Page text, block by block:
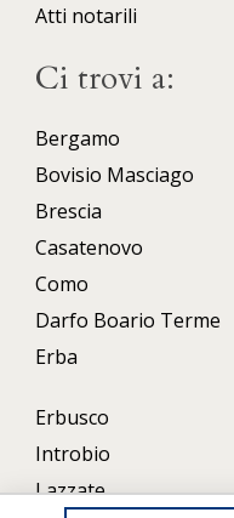
Atti notarili
Ci trovi a:
Bergamo
Bovisio Masciago
Brescia
Casatenovo
Como
Darfo Boario Terme
Erba
Erbusco
Introbio
Lazzate